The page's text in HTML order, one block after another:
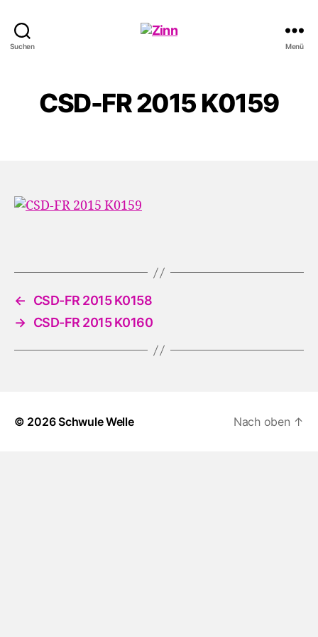
Suchen Menü
CSD-FR 2015 K0159
←
CSD-FR 2015 K0158
→ CSD-FR 2015 K0160
© 2026Schwule Welle Nach oben ↑